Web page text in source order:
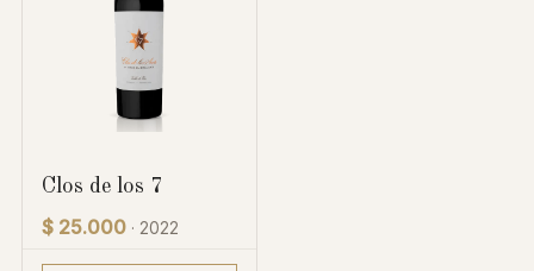
Clos de los 7
$ 25.000 · 2022